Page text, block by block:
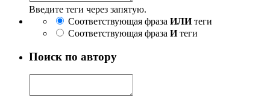
Введите теги через запятую.
Соответствующая фраза ИЛИтеги
Соответствующая фраза Итеги
Поиск по автору